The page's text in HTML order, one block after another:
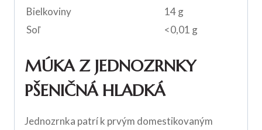
Bielkoviny
14 g
Soľ
<0,01 g
MÚKA Z JEDNOZRNKY
PŠENIČNÁ HLADKÁ
Jednozrnka patrí k prvým domestikovaným